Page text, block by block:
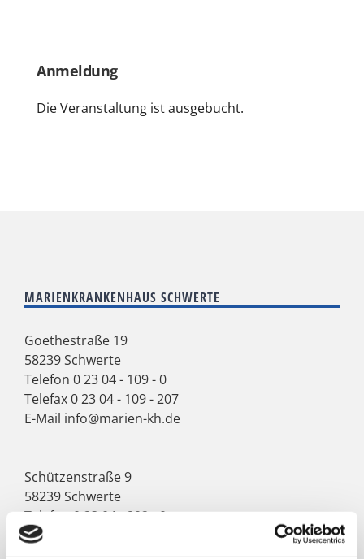
Anmeldung
Die Veranstaltung ist ausgebucht.
MARIENKRANKENHAUS SCHWERTE
Goethestraße 19
58239 Schwerte
Telefon 0 23 04 - 109 - 0
Telefax 0 23 04 - 109 - 207
E-Mail info@marien-kh.de
Schützenstraße 9
58239 Schwerte
Telefon0 23 04 - 202 - 0
Telefax 0 23 04 - 202 - 109
E-Mailinfo@marien-kh.de